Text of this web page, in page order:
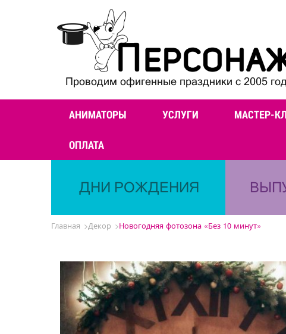
Проводим офигенные праздники с 2005
АНИМАТОРЫ УСЛУГИ МАСТЕР-
ОПЛАТА
ДНИ РОЖДЕНИЯ
Главная Декор Новогодняя фотозона «Без 10 минут»